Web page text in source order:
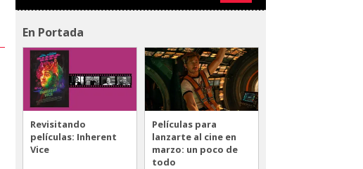
En Portada
Revisitando
películas: Inherent
Vice
Películas para
lanzarte al cine en
marzo: un poco de
todo